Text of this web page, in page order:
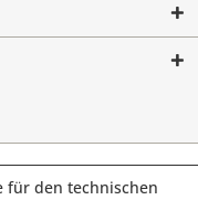
e.K. | Westring 2 |
für den technischen